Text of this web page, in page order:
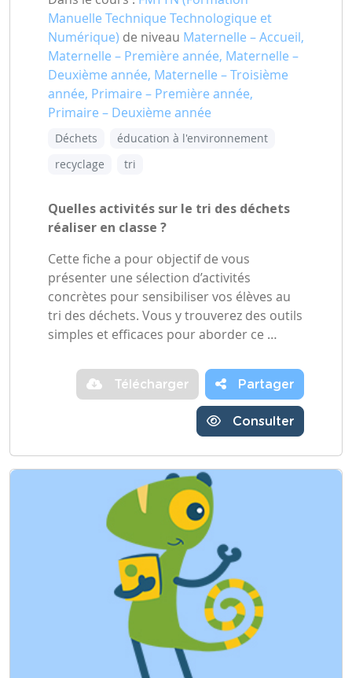
Manuelle Technique Technologique et
Numérique) de niveau Maternelle – Accueil,
Maternelle – Première année, Maternelle –
Deuxième année, Maternelle – Troisième
année, Primaire – Première année,
Primaire – Deuxième année
Déchets
éducation à l'environnement
recyclage
tri
Quelles activités sur le tri des déchets
réaliser en classe ?
Cette fiche a pour objectif de vous
présenter une sélection d’activités
concrètes pour sensibiliser vos élèves au
tri des déchets. Vous y trouverez des outils
simples et efficaces pour aborder ce …
Télécharger Partager
Consulter